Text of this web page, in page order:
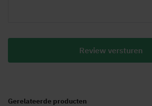
Review versturen
Gerelateerde producten